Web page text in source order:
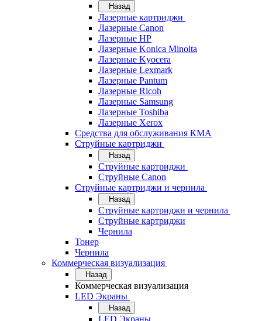
Назад
Лазерные картриджи
Лазерные Canon
Лазерные HP
Лазерные Konica Minolta
Лазерные Kyocera
Лазерные Lexmark
Лазерные Pantum
Лазерные Ricoh
Лазерные Samsung
Лазерные Toshiba
Лазерные Xerox
Средства для обслуживания КМА
Струйные картриджи
Назад
Струйные картриджи
Струйные Canon
Струйные картриджи и чернила
Назад
Струйные картриджи и чернила
Струйные картриджи
Чернила
Тонер
Чернила
Коммерческая визуализация
Назад
Коммерческая визуализация
LED Экраны
Назад
LED Экраны